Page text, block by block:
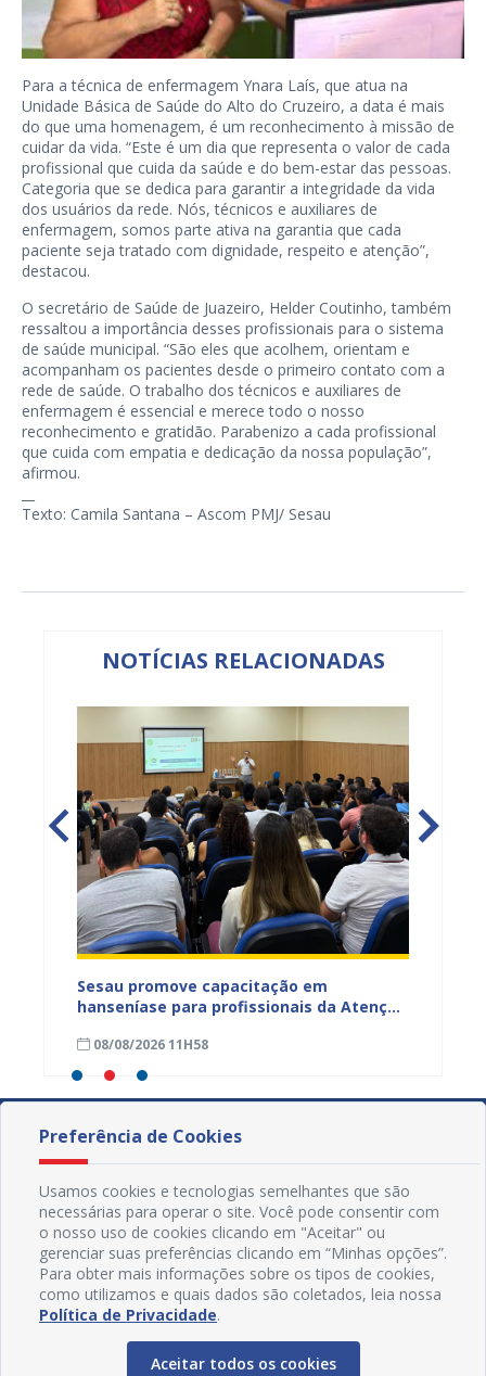
Para a técnica de enfermagem Ynara Laís, que atua na
Unidade Básica de Saúde do Alto do Cruzeiro, a data é mais
do que uma homenagem, é um reconhecimento à missão de
cuidar da vida. “Este é um dia que representa o valor de cada
profissional que cuida da saúde e do bem-estar das pessoas.
Categoria que se dedica para garantir a integridade da vida
dos usuários da rede. Nós, técnicos e auxiliares de
enfermagem, somos parte ativa na garantia que cada
paciente seja tratado com dignidade, respeito e atenção”,
destacou.
O secretário de Saúde de Juazeiro, Helder Coutinho, também
ressaltou a importância desses profissionais para o sistema
de saúde municipal. “São eles que acolhem, orientam e
acompanham os pacientes desde o primeiro contato com a
rede de saúde. O trabalho dos técnicos e auxiliares de
enfermagem é essencial e merece todo o nosso
reconhecimento e gratidão. Parabenizo a cada profissional
que cuida com empatia e dedicação da nossa população”,
afirmou.
Texto: Camila Santana – Ascom PMJ/ Sesau
NOTÍCIAS RELACIONADAS
Sesau promove capacitação em
hanseníase para profissionais da Atenção
08/08/2026 11H58
Preferência de Cookies
Usamos cookies e tecnologias semelhantes que são
necessárias para operar o site. Você pode consentir com
o nosso uso de cookies clicando em "Aceitar" ou
gerenciar suas preferências clicando em “Minhas opções”.
Para obter mais informações sobre os tipos de cookies,
como utilizamos e quais dados são coletados, leia nossa
Política de Privacidade.
Aceitar todos os cookies